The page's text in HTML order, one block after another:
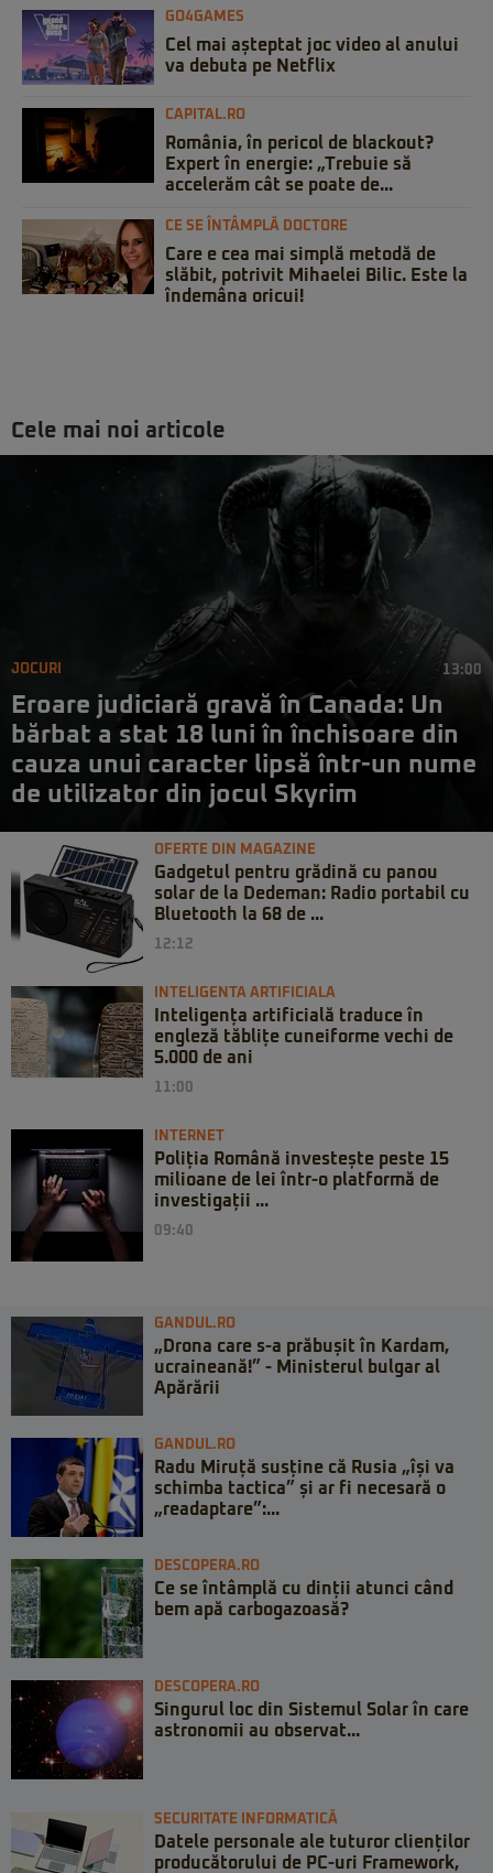
GO4GAMES
Cel mai așteptat joc video al anului
va debuta pe Netflix
CAPITAL.RO
România, în pericol de blackout?
Expert în energie: „Trebuie să
accelerăm cât se poate de...
CE SE ÎNTÂMPLĂ DOCTORE
Care e cea mai simplă metodă de
slăbit, potrivit Mihaelei Bilic. Este la
îndemâna oricui!
Cele mai noi articole
JOCURI 13:00
Eroare judiciară gravă în Canada: Un
bărbat a stat 18 luni în închisoare din
cauza unui caracter lipsă într-un nume
de utilizator din jocul Skyrim
OFERTE DIN MAGAZINE
Gadgetul pentru grădină cu panou
solar de la Dedeman: Radio portabil cu
Bluetooth la 68 de ...
12:12
INTELIGENTA ARTIFICIALA
Inteligența artificială traduce în
engleză tăblițe cuneiforme vechi de
5.000 de ani
11:00
INTERNET
Poliția Română investește peste 15
milioane de lei într-o platformă de
investigații ...
09:40
GANDUL.RO
„Drona care s-a prăbușit în Kardam,
ucraineană!” - Ministerul bulgar al
Apărării
GANDUL.RO
Radu Miruță susține că Rusia „își va
schimba tactica” și ar fi necesară o
„readaptare”:...
DESCOPERA.RO
Ce se întâmplă cu dinții atunci când
bem apă carbogazoasă?
DESCOPERA.RO
Singurul loc din Sistemul Solar în care
astronomii au observat...
SECURITATE INFORMATICĂ
Datele personale ale tuturor clienților
producătorului de PC-uri Framework,